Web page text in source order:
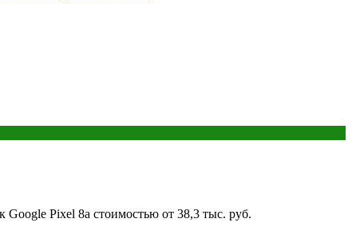
Google Pixel 8a стоимостью от 38,3 тыс. руб.